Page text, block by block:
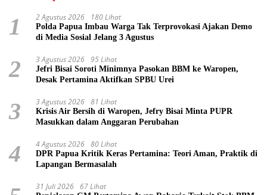
1 2 Agustus 2026 180 Lihat
Polda Papua Imbau Warga Tak Terprovokasi Ajakan Demo
di Media Sosial Jelang 3 Agustus
2 3 Agustus 2026 95 Lihat
Jefri Bisai Soroti Minimnya Pasokan BBM ke Waropen,
Desak Pertamina Aktifkan SPBU Urei
3 3 Agustus 2026 81 Lihat
Krisis Air Bersih di Waropen, Jefry Bisai Minta PUPR
Masukkan dalam Anggaran Perubahan
4 4 Agustus 2026 80 Lihat
DPR Papua Kritik Keras Pertamina: Teori Aman, Praktik di
Lapangan Bermasalah
31 Juli 2026 67 Lihat